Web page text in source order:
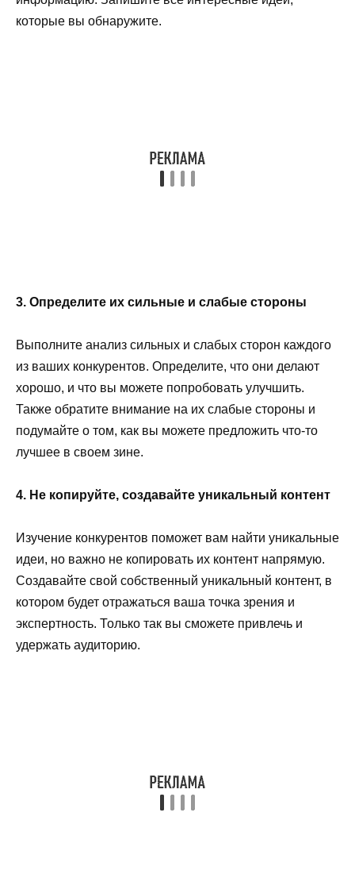
которые вы обнаружите.
3. Определите их сильные и слабые стороны
Выполните анализ сильных и слабых сторон каждого
из ваших конкурентов. Определите, что они делают
хорошо, и что вы можете попробовать улучшить.
Также обратите внимание на их слабые стороны и
подумайте о том, как вы можете предложить что-то
лучшее в своем зине.
4. Не копируйте, создавайте уникальный контент
Изучение конкурентов поможет вам найти уникальные
идеи, но важно не копировать их контент напрямую.
Создавайте свой собственный уникальный контент, в
котором будет отражаться ваша точка зрения и
экспертность. Только так вы сможете привлечь и
удержать аудиторию.